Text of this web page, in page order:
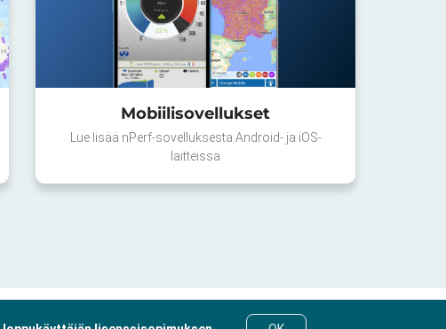
Mobiilisovellukset
Lue lisää nPerf-sovelluksesta Android- ja iOS-
laitteissa